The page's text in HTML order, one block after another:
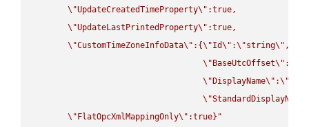
\"UpdateCreatedTimeProperty\" :true,
\"UpdateLastPrintedProperty\" :true,
\"CustomTimeZoneInfoData\" :{\"Id\" :\"string\" ,
\" BaseUtcOffset\" :
\" DisplayName\" :\"
\"StandardDisplayName
\" FlatOpcXmlMappingOnly\" :true}"